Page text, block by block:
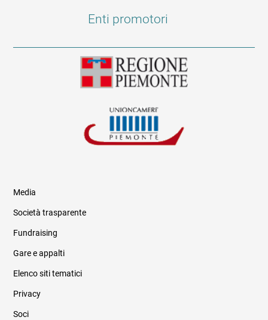
Enti promotori
Informazioni legali e trasparenza
Media
Società trasparente
Fundraising
Gare e appalti
Elenco siti tematici
Privacy
Soci